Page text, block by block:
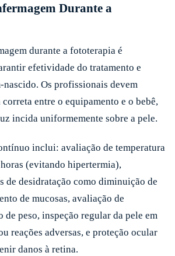
Durante a
durante a fototerapia é
efetividade do tratamento e
nascido. Os profissionais devem
entre o equipamento e o bebê,
incida uniformemente sobre a pele.
inclui: avaliação de temperatura
(evitando hipertermia),
de desidratação como diminuição de
de mucosas, avaliação de
de peso, inspeção regular da pele em
reações adversas, e proteção ocular
danos à retina.